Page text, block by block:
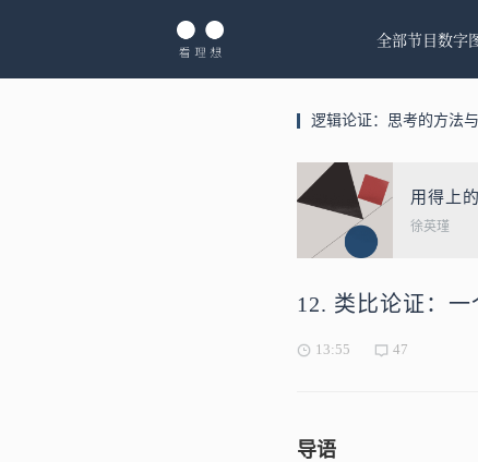
全部节目数字
逻辑论证：思考的方法
用得上
徐英瑾
12. 类比论证：
13:55 47
导语